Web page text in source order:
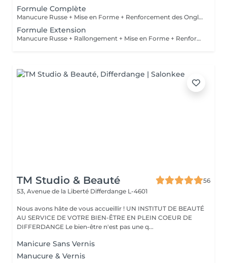
Formule Complète
Manucure Russe + Mise en Forme + Renforcement des Ongles Naturels + Vernis Semi-Permanent
Formule Extension
Manucure Russe + Rallongement + Mise en Forme + Renforcement + Vernis Semi-Permanent
TM Studio & Beauté
56
53, Avenue de la Liberté Differdange L-4601
Nous avons hâte de vous accueillir ! UN INSTITUT DE BEAUTÉ
AU SERVICE DE VOTRE BIEN-ÊTRE EN PLEIN COEUR DE
DIFFERDANGE Le bien-être n'est pas une q...
Manicure Sans Vernis
Manucure & Vernis